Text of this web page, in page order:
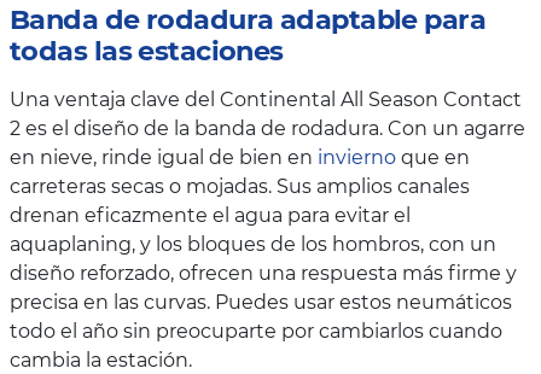
Banda de rodadura adaptable para
todas las estaciones
Una ventaja clave del Continental All Season Contact
2 es el diseño de la banda de rodadura. Con un agarre
en nieve, rinde igual de bien en invierno que en
carreteras secas o mojadas. Sus amplios canales
drenan eficazmente el agua para evitar el
aquaplaning, y los bloques de los hombros, con un
diseño reforzado, ofrecen una respuesta más firme y
precisa en las curvas. Puedes usar estos neumáticos
todo el año sin preocuparte por cambiarlos cuando
cambia la estación.